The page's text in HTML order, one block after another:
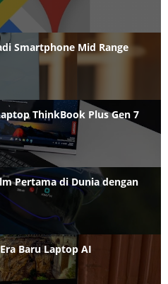
Smartphone Mid Range
ThinkBook Plus Gen 7
Pertama di Dunia dengan
Baru Laptop AI